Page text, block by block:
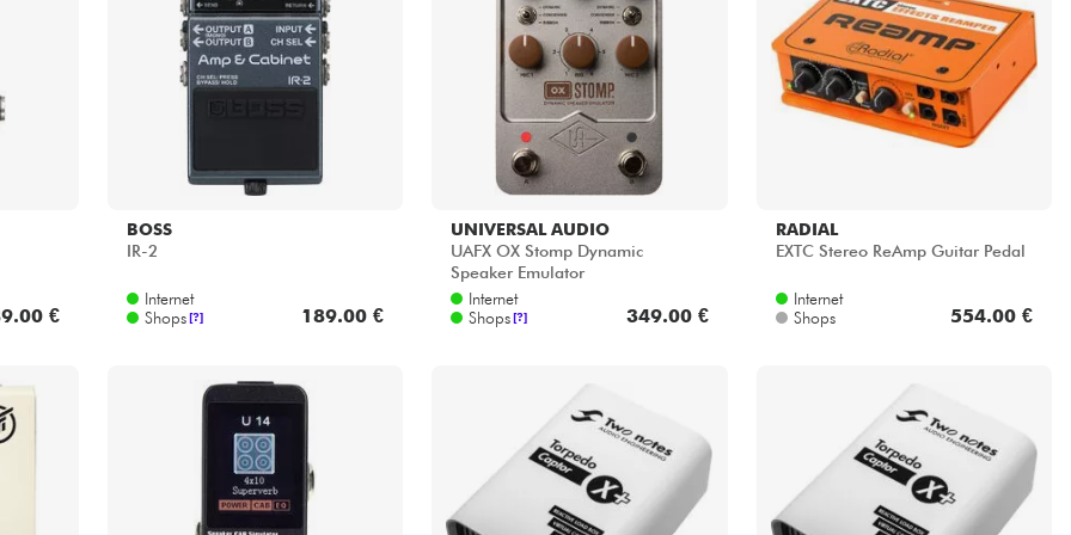
Sehen Sie sich unsere Marken an
€
BOSS
IR-2
Internet
Shops [?] 189.00 €
UNIVERSAL AUDIO
UAFX OX Stomp Dynamic
Speaker Emulator
Internet
Shops [?] 349.00 €
RADIAL
EXTC Stereo ReAmp Guitar Pedal
Internet
Shops
554.00 €